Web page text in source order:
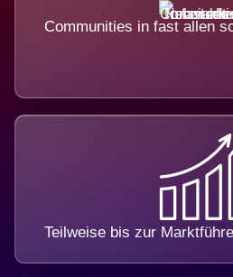
Communities in fast allen
Teilweise bis zur